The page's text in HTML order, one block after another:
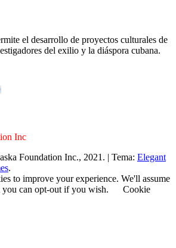
el desarrollo de proyectos culturales de
del exilio y la diáspora cubana.
Inc
Foundation Inc., 2021. | Tema: Elegant
.
to improve your experience. We'll assume
can opt-out if you wish.
Cookie